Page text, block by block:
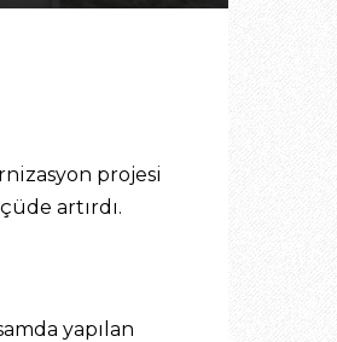
projesi
artırdı.
yapılan